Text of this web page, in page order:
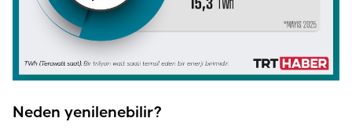
Neden yenilenebilir?